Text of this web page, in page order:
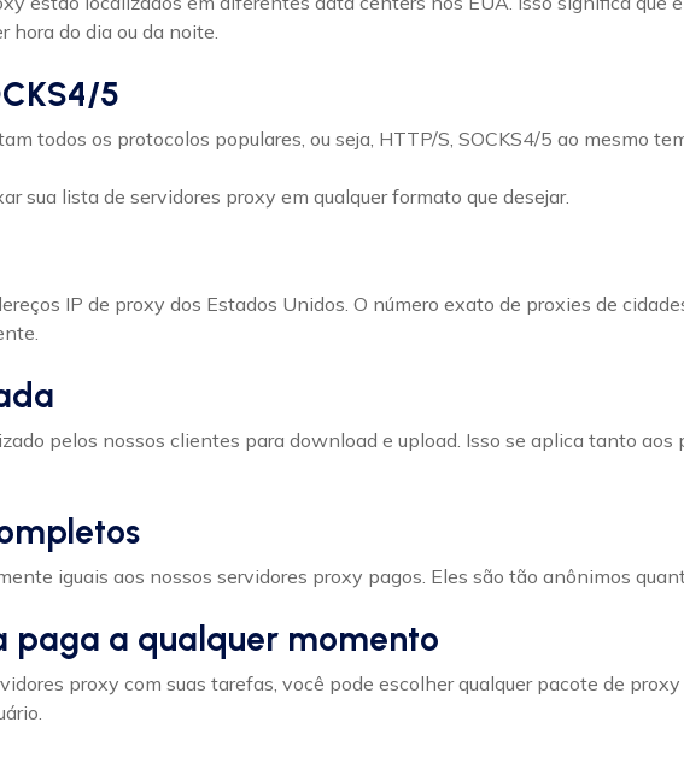
hora do dia ou da noite.
5
todos os protocolos populares, ou seja, HTTP/S, SOCKS4/5 ao mesmo
sua lista de servidores proxy em qualquer formato que desejar.
IP de proxy dos Estados Unidos. O número exato de proxies de
pelos nossos clientes para download e upload. Isso se aplica tanto aos
iguais aos nossos servidores proxy pagos. Eles são tão anônimos
paga a qualquer momento
proxy com suas tarefas, você pode escolher qualquer pacote de